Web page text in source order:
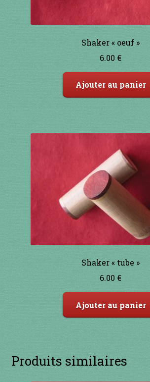
Shaker « oeuf »
6.00 €
Ajouter au panier
Shaker « tube »
6.00 €
Ajouter au panier
Produits similaires